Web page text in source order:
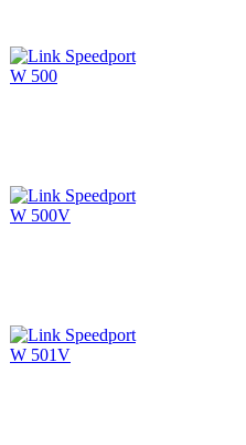
Speedport
W 500
Speedport
W 500V
Speedport
W 501V